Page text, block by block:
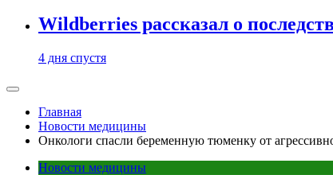
Wildberries рассказал о
4 дня спустя
Главная
Новости медицины
Онкологи спасли беременную тюменку от
Новости медицины